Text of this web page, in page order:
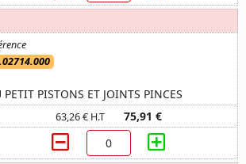
PETIT PISTONS ET JOINTS PINCES
63,26 € H.T 75,91 €